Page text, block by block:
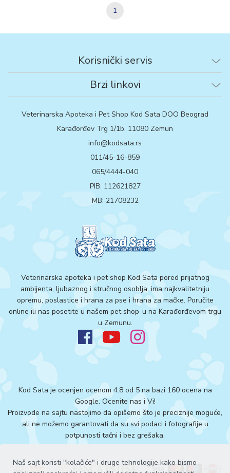
Naš sajt koristi "kolačiće" i druge tehnologije kako bismo
1
Korisnički servis
Brzi linkovi
Veterinarska Apoteka i Pet Shop Kod Sata DOO Beograd
Karađorđev Trg 1/1b, 11080 Zemun
info@kodsata.rs
011/45-16-859
065/4444-040
PIB: 112621827
MB: 21708232
Veterinarska apoteka i pet shop Kod Sata pored prijatnog
ambijenta, ljubaznog i stručnog osoblja, ima najkvalitetniju
opremu, poslastice i hrana za pse i hrana za mačke. Poručite
online ili nas posetite u našem pet shop-u na Karađorđevom trgu
u Zemunu.
Kod Sata je ocenjen ocenom 4.8 od 5 na bazi 160 ocena na
Google.Ocenite nas i Vi!
Proizvode na sajtu nastojimo da opišemo što je preciznije moguće,
ali ne možemo garantovati da su svi podaci i fotografije u
potpunosti tačni i bez grešaka.